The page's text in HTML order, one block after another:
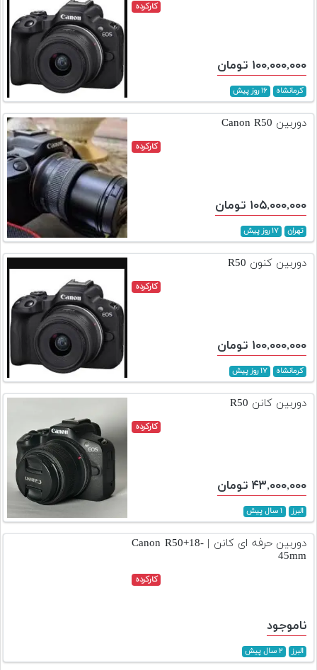
کارکرده
۱۰۰,۰۰۰,۰۰۰ تومان
کرمانشاه ۱۶ روز پیش
دوربین Canon R50
کارکرده
۱۰۵,۰۰۰,۰۰۰ تومان
تهران ۱۷ روز پیش
دوربین کنون R50
کارکرده
۱۰۰,۰۰۰,۰۰۰ تومان
کرمانشاه ۱۷ روز پیش
دوربین کانن R50
کارکرده
۴۳,۰۰۰,۰۰۰ تومان
البرز ۱ سال پیش
دوربین حرفه ای کانن | Canon R50+18-
45mm
کارکرده
ناموجود
البرز ۲ سال پیش